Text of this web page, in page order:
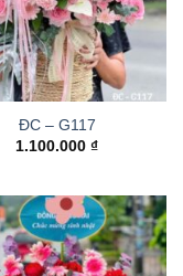
ĐC – G117
1.100.000 ₫